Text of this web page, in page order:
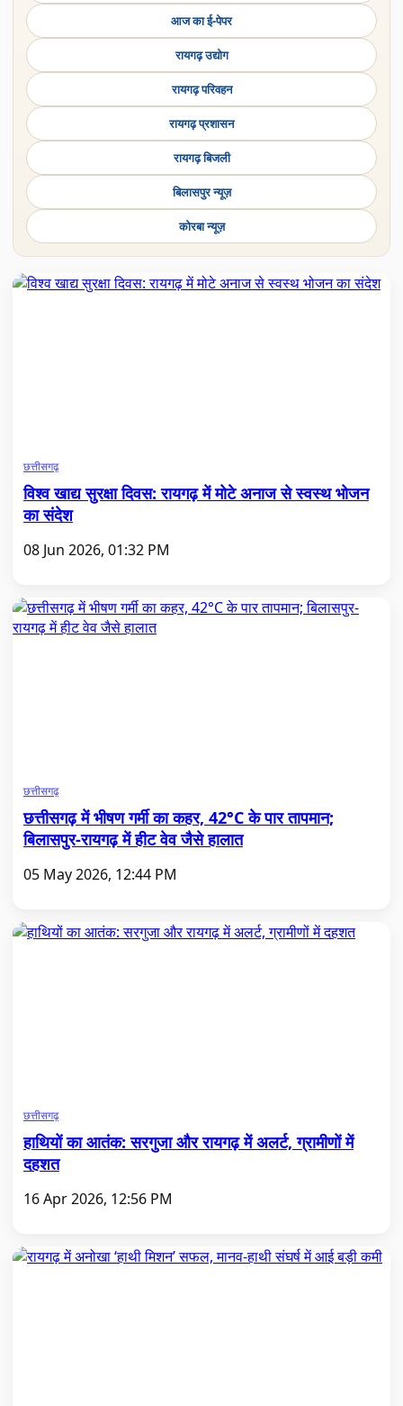
आज का ई-पेपर
रायगढ़ उद्योग
रायगढ़ परिवहन
रायगढ़ प्रशासन
रायगढ़ बिजली
बिलासपुर न्यूज़
कोरबा न्यूज़
छत्तीसगढ़
विश्व खाद्य सुरक्षा दिवस: रायगढ़ में मोटे अनाज से स्वस्थ भोजन
का संदेश
08 Jun 2026, 01:32 PM
छत्तीसगढ़
छत्तीसगढ़ में भीषण गर्मी का कहर, 42°C के पार तापमान;
बिलासपुर-रायगढ़ में हीट वेव जैसे हालात
05 May 2026, 12:44 PM
छत्तीसगढ़
हाथियों का आतंक: सरगुजा और रायगढ़ में अलर्ट, ग्रामीणों में
दहशत
16 Apr 2026, 12:56 PM